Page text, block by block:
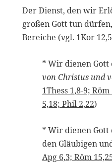
Der Dienst, den wir
großen Gott tun
Bereiche (vgl. 1Kor 12,5
* Wir dienen
von Christus und
1Thess 1,8-9;
5,18; Phil 2,22)
* Wir dienen Gott
den Gläubigen
Apg 6,3; Röm